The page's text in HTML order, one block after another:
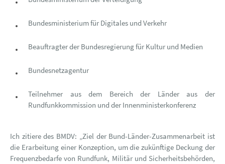
Bundesministerium für Digitales und Verkehr
Beauftragter der Bundesregierung für Kultur und Medien
Bundesnetzagentur
Teilnehmer aus dem Bereich der Länder aus der
Rundfunkkommission und der Innenministerkonferenz
Ich zitiere des BMDV: „Ziel der Bund-Länder-Zusammenarbeit ist
die Erarbeitung einer Konzeption, um die zukünftige Deckung der
Frequenzbedarfe von Rundfunk, Militär und Sicherheitsbehörden,